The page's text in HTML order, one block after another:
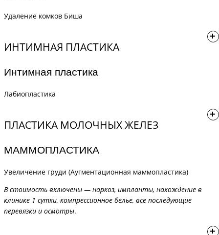
Удаление комков Биша
***Общий наркоз +25 000₽
ИНТИМНАЯ ПЛАСТИКА
Интимная пластика
Лабиопластика
ПЛАСТИКА МОЛОЧНЫХ ЖЕЛЕЗ
МАММОПЛАСТИКА
Увеличение груди (Аугментационная маммопластика)
В стоимость включены — наркоз, импланты, нахождение в
клинике 1 сутки, компрессионное белье, все последующие
перевязки и осмотры.
ОТ 299